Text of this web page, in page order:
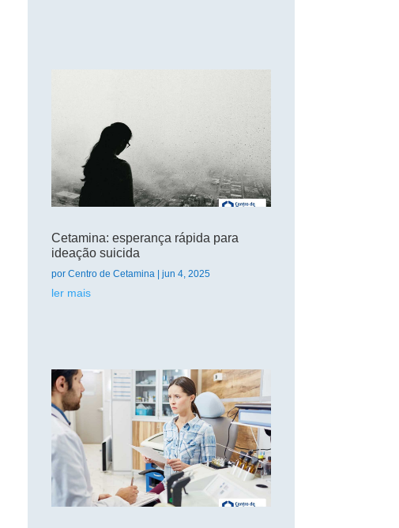
Cetamina: esperança rápida para
ideação suicida
por Centro de Cetamina| jun 4, 2025
ler mais